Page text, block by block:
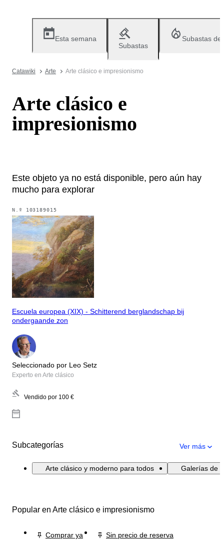
Esta semana
Subastas
Subastas
Catawiki Arte Arte clásico e impresionismo
Arte clásico e
impresionismo
Este objeto ya no está disponible, pero aún hay
mucho para explorar
N.º 103189015
Escuela europea (XIX) - Schitterend berglandschap bij
ondergaande zon
Seleccionado por Leo Setz
Experto en Arte clásico
Vendido por 100 €
Subcategorías Ver más
Arte clásico y moderno para todos Galerías de
Popular en Arte clásico e impresionismo
Comprar ya
Sin precio de reserva